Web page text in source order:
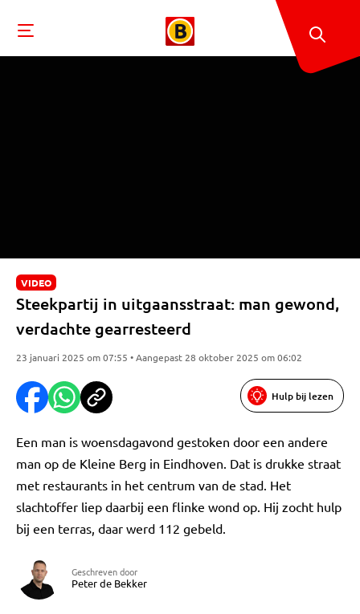
VIDEO
Steekpartij in uitgaansstraat: man gewond,
verdachte gearresteerd
23 januari 2025 om 07:55 • Aangepast 28 oktober 2025 om 06:02
Hulp bij lezen
Een man is woensdagavond gestoken door een andere
man op de Kleine Berg in Eindhoven. Dat is drukke straat
met restaurants in het centrum van de stad. Het
slachtoffer liep daarbij een flinke wond op. Hij zocht hulp
bij een terras, daar werd 112 gebeld.
Geschreven door
Peter de Bekker